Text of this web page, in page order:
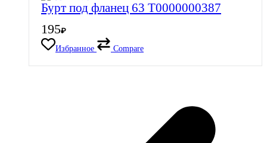
Бурт под фланец 63 Т0000000387
195₽
Избранное
Compare